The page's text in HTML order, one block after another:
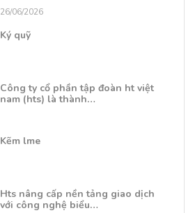
26/06/2026
Ký quỹ
Công ty cổ phần tập đoàn ht việt
nam (hts) là thành…
Kẽm lme
Hts nâng cấp nền tảng giao dịch
với công nghệ biểu…